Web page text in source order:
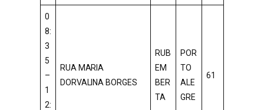
0
8:
3
5
–
1
2:
RUA MARIA
DORVALINA BORGES
RUB
EM
BER
TA
POR
TO
ALE
GRE
61